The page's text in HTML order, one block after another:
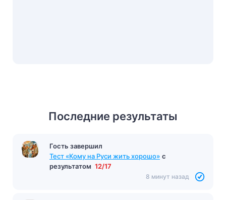
Последние результаты
Гость завершил
Тест на тему Россия на карте мира с
результатом 9/13
8 минут назад
Гость завершил
Тест «Кому на Руси жить хорошо»